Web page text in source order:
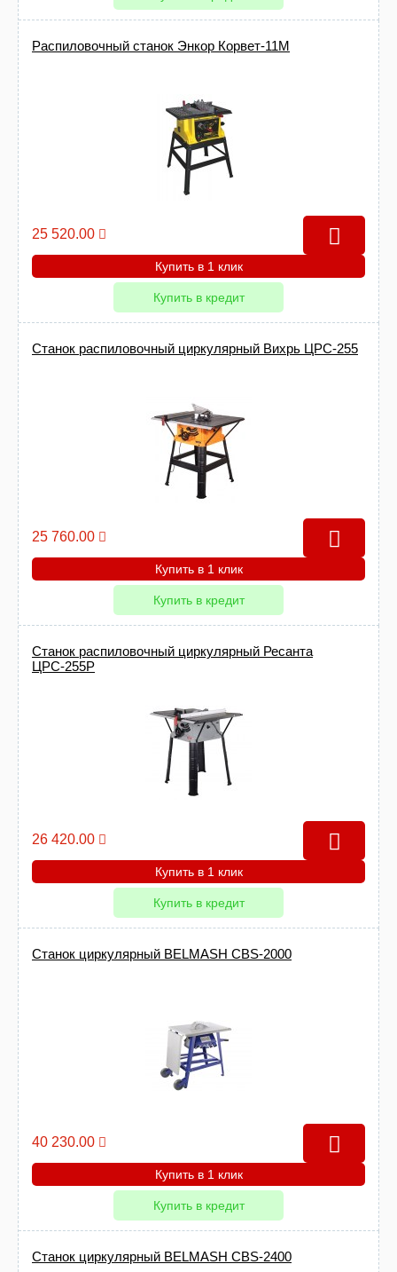
Распиловочный станок Энкор Корвет-11М
25 520.00
Купить в 1 клик
Купить в кредит
Станок распиловочный циркулярный Вихрь ЦРС-255
25 760.00
Купить в 1 клик
Купить в кредит
Станок распиловочный циркулярный Ресанта
ЦРС-255Р
26 420.00
Купить в 1 клик
Купить в кредит
Станок циркулярный BELMASH CBS-2000
40 230.00
Купить в 1 клик
Купить в кредит
Станок циркулярный BELMASH CBS-2400